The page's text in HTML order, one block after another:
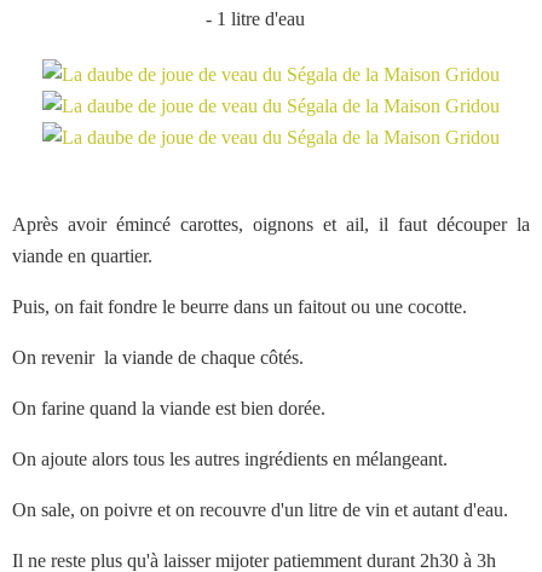
- 1 litre d'eau
Après avoir émincé carottes, oignons et ail, il faut découper la
viande en quartier.
Puis, on fait fondre le beurre dans un faitout ou une cocotte.
On revenir la viande de chaque côtés.
On farine quand la viande est bien dorée.
On ajoute alors tous les autres ingrédients en mélangeant.
On sale, on poivre et on recouvre d'un litre de vin et autant d'eau.
Il ne reste plus qu'à laisser mijoter patiemment durant 2h30 à 3h